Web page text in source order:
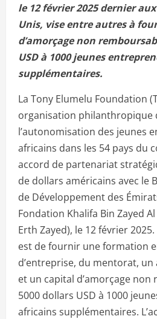
le 12 février 2025 dernier
Unis, vise entre autres à
d’amorçage non
USD à 1000 jeunes
supplémentaires.
La Tony Elumelu Foundation
organisation philanthropique
l’autonomisation des jeunes
africains dans les 54 pays du
accord de partenariat
de dollars américains avec le
de Développement des
Fondation Khalifa Bin Zayed
Erth Zayed), le 12 février 2025.
est de fournir une formation
d’entreprise, du mentorat, un
et un capital d’amorçage
5000 dollars USD à 1000
africains supplémentaires.